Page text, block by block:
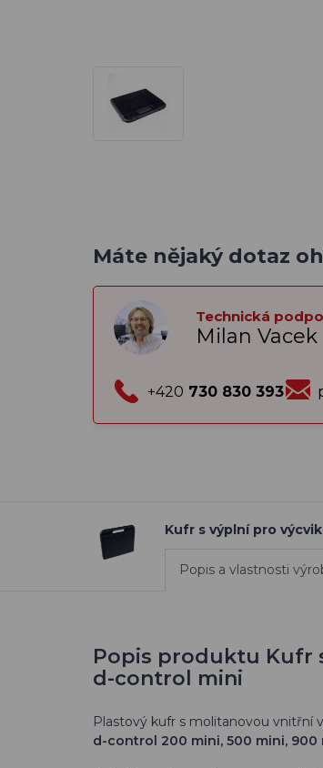
Máte nějaký dotaz
Technická
Milan Vacek
+420 730 830 393
Kufr s výplní pro
Popis a vlastnosti
Popis produktu Kufr
d-control mini
Plastový kufr s molitanovou vnitřní
d-control 200 mini, 500 mini, 900